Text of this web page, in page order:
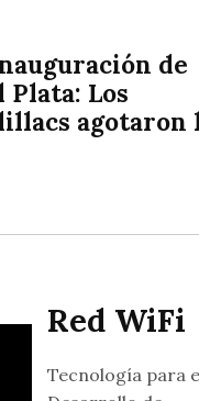
de
Los
agotaron
Red WiFi
Tecnología para